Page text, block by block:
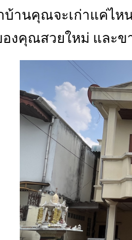
บ้านคุณจะเก่าแค่ไ
งคุณสวยใหม่ และ